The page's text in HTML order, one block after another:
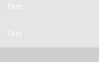
Print
Print